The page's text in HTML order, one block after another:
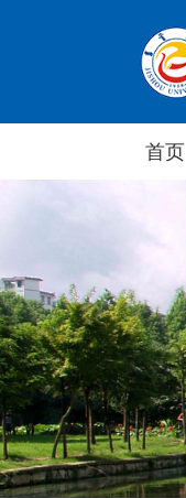
首页